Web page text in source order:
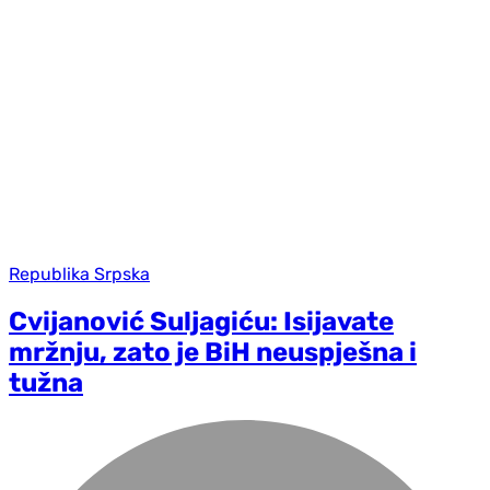
Republika Srpska
Cvijanović Suljagiću: Isijavate
mržnju, zato je BiH neuspješna i
tužna